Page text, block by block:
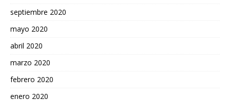
septiembre 2020
mayo 2020
abril 2020
marzo 2020
febrero 2020
enero 2020